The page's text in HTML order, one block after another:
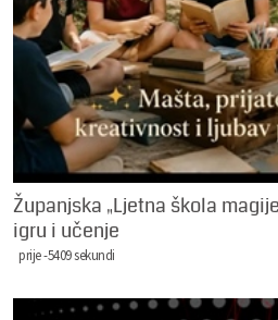
Županjska „Ljetna škola
igru i učenje
prije -5409 sekundi